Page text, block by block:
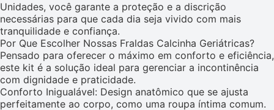
Unidades, você garante a proteção e a discrição
necessárias para que cada dia seja vivido com mais
tranquilidade e confiança.
Por Que Escolher Nossas Fraldas Calcinha Geriátricas?
Pensado para oferecer o máximo em conforto e eficiência,
este kit é a solução ideal para gerenciar a incontinência
com dignidade e praticidade.
Conforto Inigualável: Design anatômico que se ajusta
perfeitamente ao corpo, como uma roupa íntima comum.